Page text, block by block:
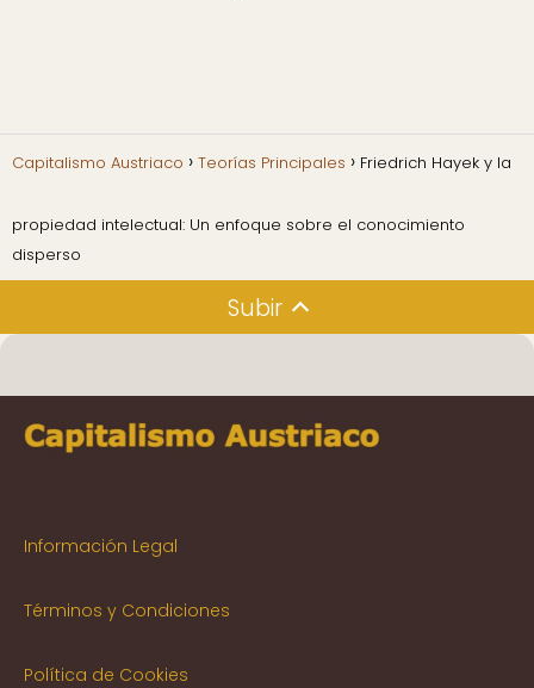
Capitalismo Austriaco Teorías Principales Friedrich Hayek y la
propiedad intelectual: Un enfoque sobre el conocimiento
disperso
Subir
Información Legal
Términos y Condiciones
Política de Cookies